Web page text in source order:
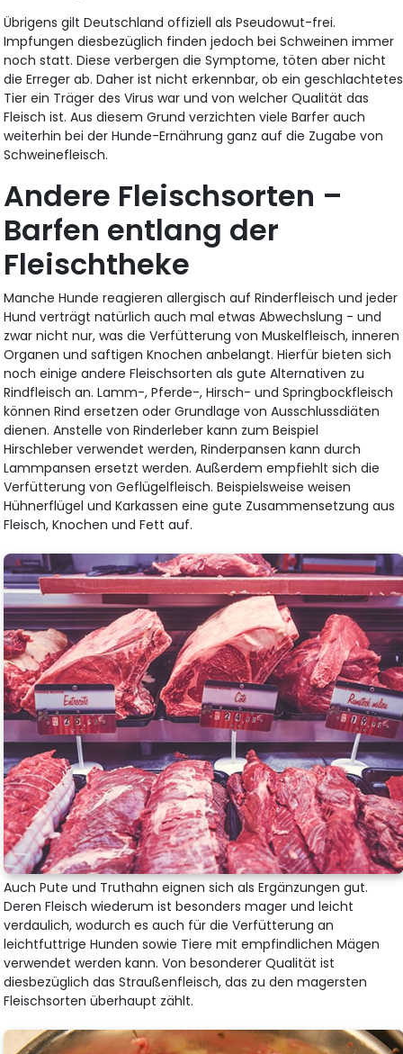
Übrigens gilt Deutschland offiziell als Pseudowut-frei.
Impfungen diesbezüglich finden jedoch bei Schweinen immer
noch statt. Diese verbergen die Symptome, töten aber nicht
die Erreger ab. Daher ist nicht erkennbar, ob ein geschlachtetes
Tier ein Träger des Virus war und von welcher Qualität das
Fleisch ist. Aus diesem Grund verzichten viele Barfer auch
weiterhin bei der Hunde-Ernährung ganz auf die Zugabe von
Schweinefleisch.
Andere Fleischsorten –
Barfen entlang der
Fleischtheke
Manche Hunde reagieren allergisch auf Rinderfleisch und jeder
Hund verträgt natürlich auch mal etwas Abwechslung - und
zwar nicht nur, was die Verfütterung von Muskelfleisch, inneren
Organen und saftigen Knochen anbelangt. Hierfür bieten sich
noch einige andere Fleischsorten als gute Alternativen zu
Rindfleisch an. Lamm-, Pferde-, Hirsch- und Springbockfleisch
können Rind ersetzen oder Grundlage von Ausschlussdiäten
dienen. Anstelle von Rinderleber kann zum Beispiel
Hirschleber verwendet werden, Rinderpansen kann durch
Lammpansen ersetzt werden. Außerdem empfiehlt sich die
Verfütterung von Geflügelfleisch. Beispielsweise weisen
Hühnerflügel und Karkassen eine gute Zusammensetzung aus
Fleisch, Knochen und Fett auf.
Auch Pute und Truthahn eignen sich als Ergänzungen gut.
Deren Fleisch wiederum ist besonders mager und leicht
verdaulich, wodurch es auch für die Verfütterung an
leichtfuttrige Hunden sowie Tiere mit empfindlichen Mägen
verwendet werden kann. Von besonderer Qualität ist
diesbezüglich das Straußenfleisch, das zu den magersten
Fleischsorten überhaupt zählt.